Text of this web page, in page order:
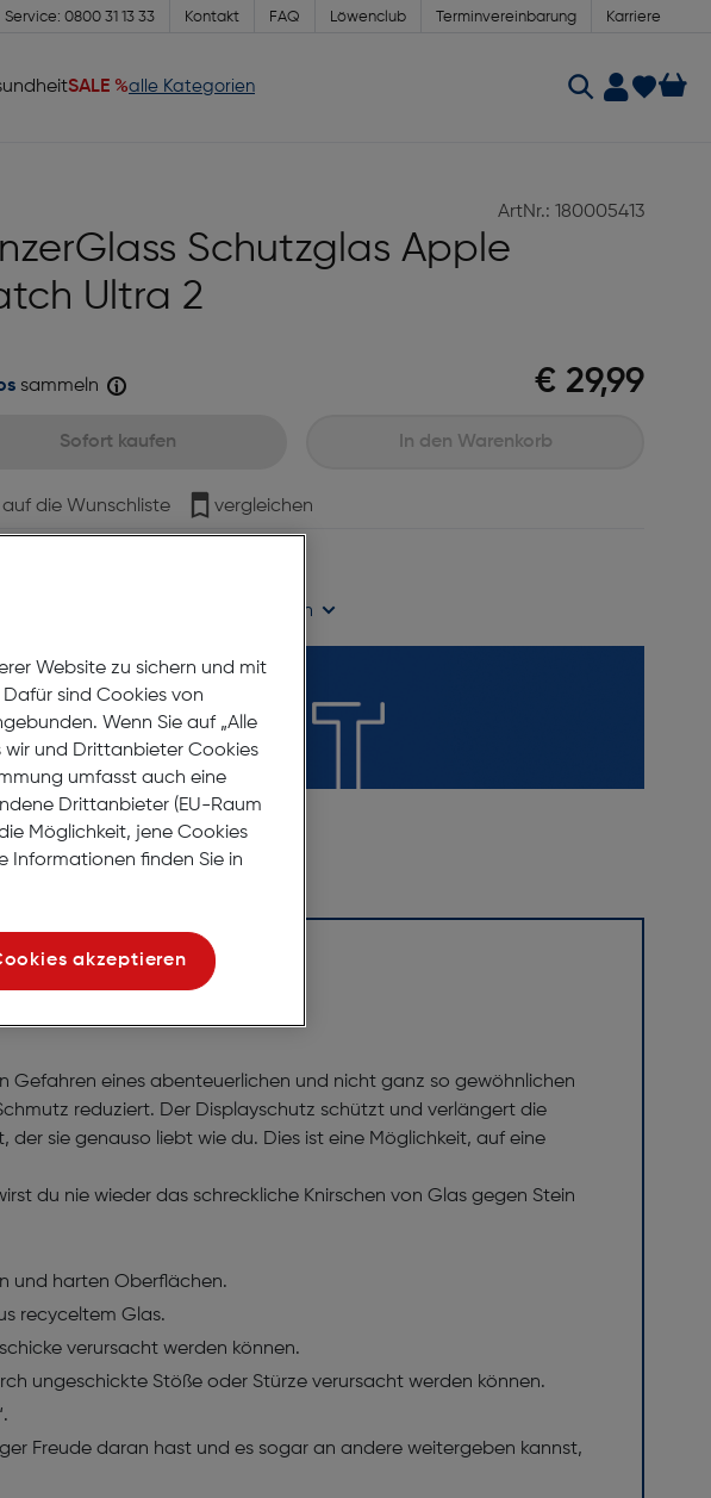
Service: 0800 31 13 33 Kontakt FAQ Löwenclub Terminvereinbarung Karriere
SALE %alle Kategorien
ArtNr.: 180005413
Schutzglas Apple
Ultra 2
€ 29,99
sammeln
Sofort kaufen In den Warenkorb
auf die Wunschliste vergleichen
Verfügbarkeit prüfen
eines abenteuerlichen und nicht ganz so gewöhnlichen
reduziert. Der Displayschutz schützt und verlängert die
sie genauso liebt wie du. Dies ist eine Möglichkeit, auf eine
du nie wieder das schreckliche Knirschen von Glas gegen Stein
und harten Oberflächen.
recyceltem Glas.
verursacht werden können.
ungeschickte Stöße oder Stürze verursacht werden können.
Freude daran hast und es sogar an andere weitergeben kannst,
Website zu sichern und mit
Dafür sind Cookies von
Wenn Sie auf „Alle
wir und Drittanbieter Cookies
umfasst auch eine
Drittanbieter (EU-Raum
Möglichkeit, jene Cookies
Informationen finden Sie in
akzeptieren